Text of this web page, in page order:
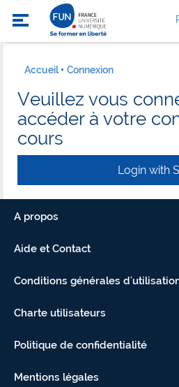
Accueil Connexion
Veuillez vous
accéder à votre
cours
Login with
A propos
Aide et Contact
Conditions générales
Charte utilisateurs
Politique de confidentialité
Mentions légales